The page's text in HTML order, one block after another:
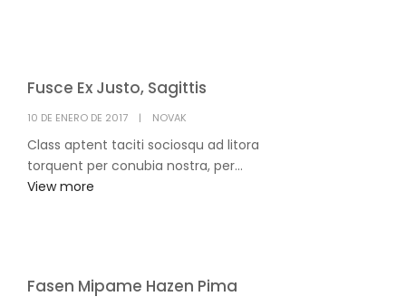
Fusce Ex Justo, Sagittis
POSTED
10 DE ENERO DE 2017 NOVAK
Class aptent taciti sociosqu ad litora
torquent per conubia nostra, per...
View more
Fasen Mipame Hazen Pima